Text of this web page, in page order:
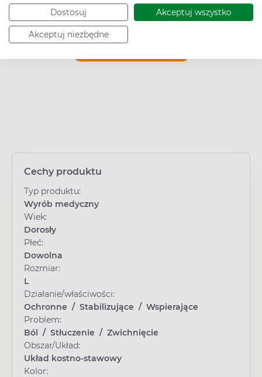
Dostosuj Akceptuj wszystko
Akceptuj niezbędne
Zadaj pytanie
Cechy produktu
Typ produktu:
Wyrób medyczny
Wiek:
Dorosły
Płeć:
Dowolna
Rozmiar:
L
Działanie/właściwości:
Ochronne / Stabilizujące / Wspierające
Problem:
Ból / Stłuczenie / Zwichnięcie
Obszar/Układ:
Układ kostno-stawowy
Kolor: